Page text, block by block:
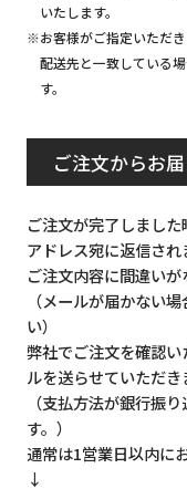
いたします。
※お客様がご指定いただ
配送先と一致している
す。
ご注文からお
ご注文が完了しまし
アドレス宛に返信され
ご注文内容に間違いが
（メールが届かない
い）
弊社でご注文を確認
ルを送らせていただき
（支払方法が銀行振
す。）
通常は1営業日以内に
↓